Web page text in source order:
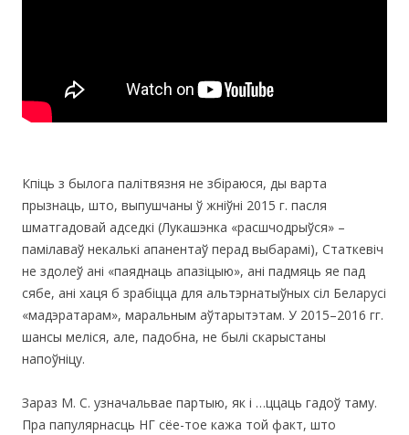
Кпіць з былога палітвязня не збіраюся, ды варта
прызнаць, што, выпушчаны ў жніўні 2015 г. пасля
шматгадовай адседкі (Лукашэнка «расшчодрыўся» –
памілаваў некалькі апанентаў перад выбарамі), Статкевіч
не здолеў ані «паяднаць апазіцыю», ані падмяць яе пад
сябе, ані хаця б зрабіцца для альтэрнатыўных сіл Беларусі
«мадэратарам», маральным аўтарытэтам. У 2015–2016 гг.
шансы меліся, але, падобна, не былі скарыстаны
напоўніцу.
Зараз М. С. узначальвае партыю, як і …ццаць гадоў таму.
Пра папулярнасць НГ сёе-тое кажа той факт, што